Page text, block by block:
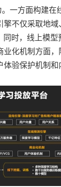
方面构建在
不仅采取地
时，线上模
化机制方面
验保护机制和